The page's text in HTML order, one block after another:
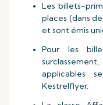
Les billets-
places (dans
et sont émis
Pour les
applicables
Kestrelflyer.